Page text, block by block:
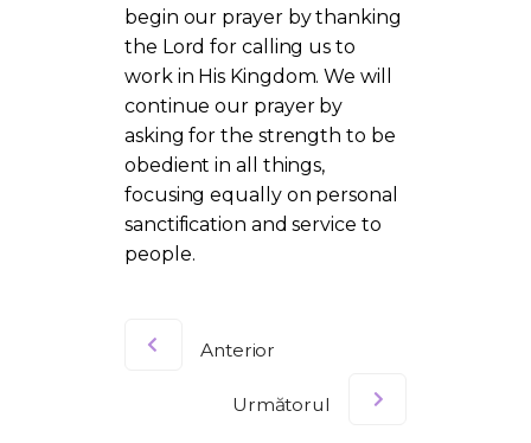
begin our prayer by thanking
the Lord for calling us to
work in His Kingdom. We will
continue our prayer by
asking for the strength to be
obedient in all things,
focusing equally on personal
sanctification and service to
people.
Anterior
Următorul